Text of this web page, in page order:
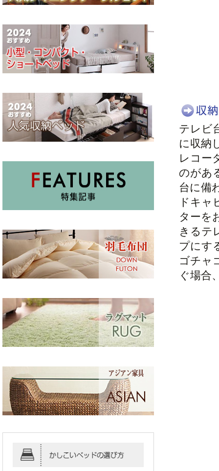
テレビ
に収納
レコー
のがあ
台に備
ドキャ
ターを
きるテ
プにす
ゴチャ
ぐ場合